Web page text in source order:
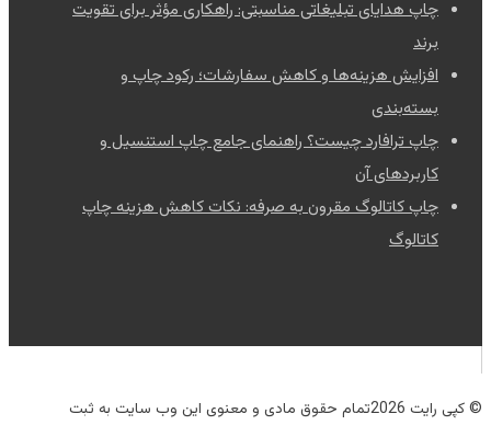
چاپ هدایای تبلیغاتی مناسبتی: راهکاری مؤثر برای تقویت
برند
افزایش هزینه‌ها و کاهش سفارشات؛ رکود چاپ و
بسته‌بندی
چاپ ترافارد چیست؟ راهنمای جامع چاپ استنسیل و
کاربردهای آن
چاپ کاتالوگ مقرون به صرفه: نکات کاهش هزینه چاپ
کاتالوگ
© کپی رایت 2026تمام حقوق مادی و معنوی این وب سایت به ثبت